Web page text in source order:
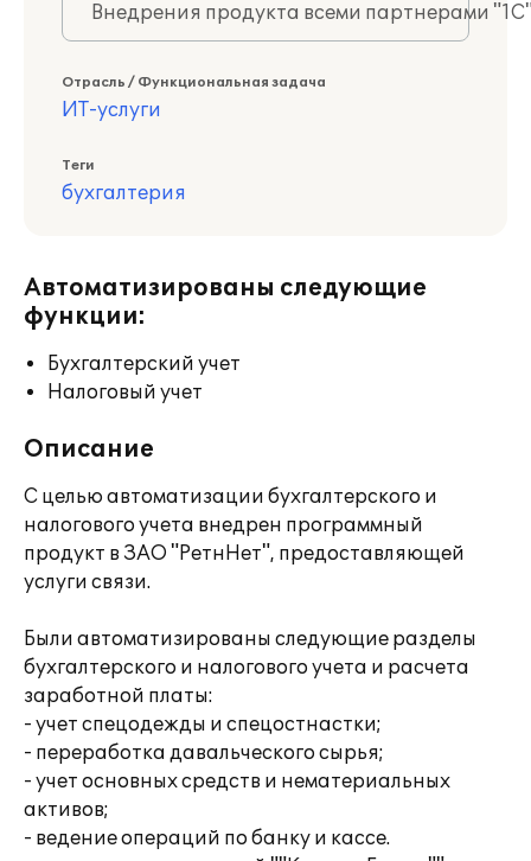
Внедрения продукта всеми партнерами
Отрасль / Функциональная задача
ИТ-услуги
Теги
бухгалтерия
Автоматизированы следующие
функции:
Бухгалтерский учет
Налоговый учет
Описание
С целью автоматизации бухгалтерского и
налогового учета внедрен программный
продукт в ЗАО "РетнНет", предоставляющей
услуги связи.
Были автоматизированы следующие разделы
бухгалтерского и налогового учета и расчета
заработной платы:
- учет спецодежды и спецостнастки;
- переработка давальческого сырья;
- учет основных средств и нематериальных
активов;
- ведение операций по банку и кассе.